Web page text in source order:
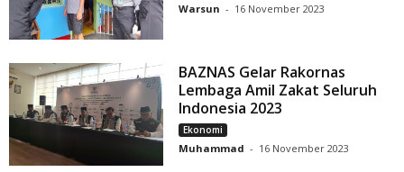
Warsun - 16 November 2023
BAZNAS Gelar Rakornas
Lembaga Amil Zakat Seluruh
Indonesia 2023
Ekonomi
Muhammad - 16 November 2023